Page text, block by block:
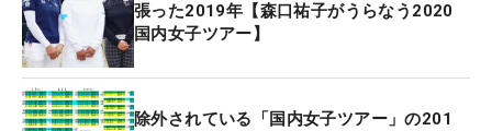
−確かに女子ツアーはここ数年で明らかにコーチが
増えました
例えば飛距離を求めて『ヘッドスピードを上げる』
にも、実戦で戦ってきた人間の指導よりも数値化し
張った2019年【森口祐子がうらなう2020
国内女子ツアー】
除外されている「国内女子ツアー」の201